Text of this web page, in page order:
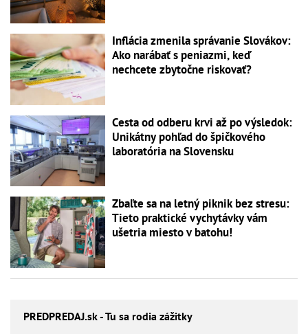
Inflácia zmenila správanie Slovákov:
Ako narábať s peniazmi, keď
nechcete zbytočne riskovať?
Cesta od odberu krvi až po výsledok:
Unikátny pohľad do špičkového
laboratória na Slovensku
Zbaľte sa na letný piknik bez stresu:
Tieto praktické vychytávky vám
ušetria miesto v batohu!
PREDPREDAJ.sk - Tu sa rodia zážitky